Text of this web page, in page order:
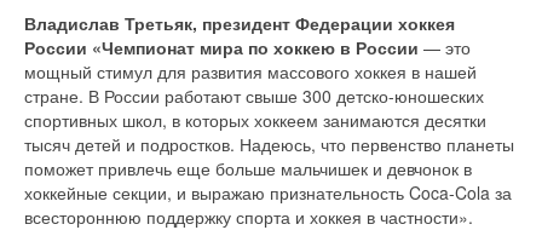
Владислав Третьяк, президент Федерации хоккея
России «Чемпионат мира по хоккею в России — это
мощный стимул для развития массового хоккея в нашей
стране. В России работают свыше 300 детско-юношеских
спортивных школ, в которых хоккеем занимаются десятки
тысяч детей и подростков. Надеюсь, что первенство планеты
поможет привлечь еще больше мальчишек и девчонок в
хоккейные секции, и выражаю признательность Coca-Cola за
всестороннюю поддержку спорта и хоккея в частности».